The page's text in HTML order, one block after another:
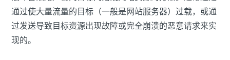
通过使大量流量的目标（一般是网站服务器）过载，或通
过发送导致目标资源出现故障或完全崩溃的恶意请求来实
现的。